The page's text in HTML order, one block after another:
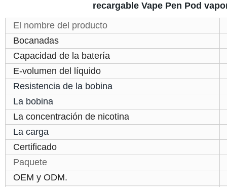
recargable Vape Pen Pod
El nombre del producto
Bocanadas
Capacidad de la batería
E-volumen del líquido
Resistencia de la bobina
La bobina
La concentración de nicotina
La carga
Certificado
Paquete
OEM y ODM.